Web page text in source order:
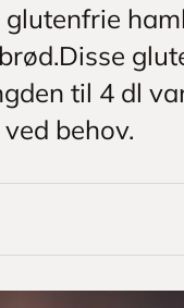
til 4 dl
behov.